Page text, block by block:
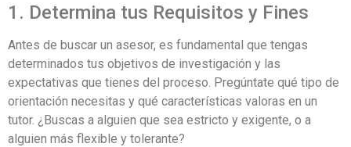
1. Determina tus Requisitos y Fines
Antes de buscar un asesor, es fundamental que tengas
determinados tus objetivos de investigación y las
expectativas que tienes del proceso. Pregúntate qué tipo de
orientación necesitas y qué características valoras en un
tutor. ¿Buscas a alguien que sea estricto y exigente, o a
alguien más flexible y tolerante?